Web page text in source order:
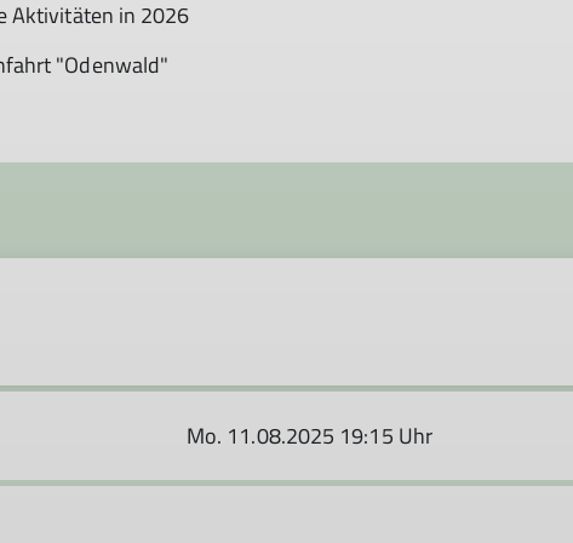
Aktivitäten in 2026
"Odenwald"
Mo. 11.08.2025 19:15 Uhr